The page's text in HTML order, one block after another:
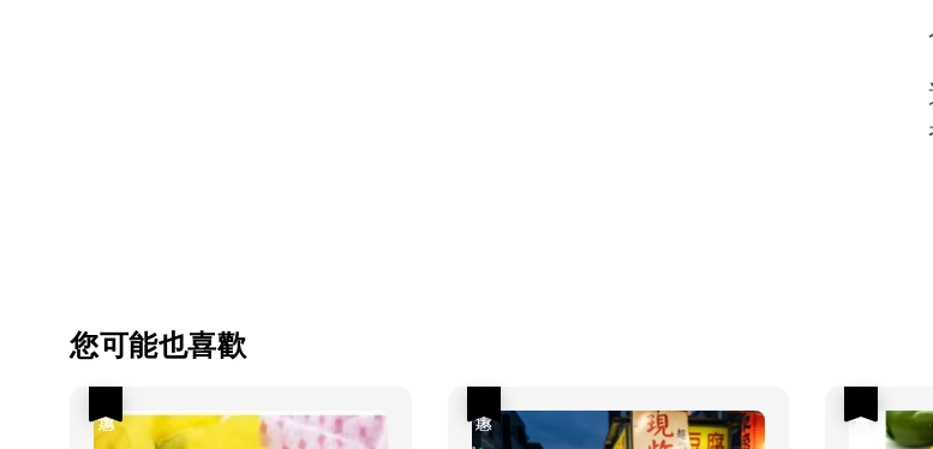
您可能也喜歡